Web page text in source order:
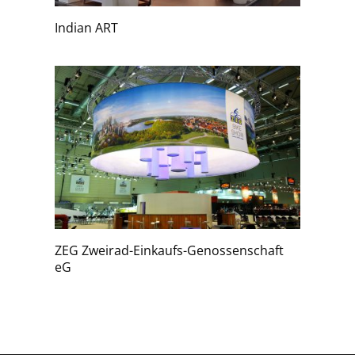
Indian ART
ZEG Zweirad-Einkaufs-Genossenschaft
eG